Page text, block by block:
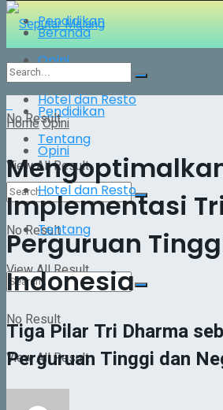
Pendidikan
Opini
Hotel dan Resto
Tentang
No Result
View All Result
Beranda
Balaikota
Pendidikan
Opini
Hotel dan Resto
Tentang
No Result
View All Result
No Result
View All Result
HomeOpini
Implementasi
Perguruan
Indonesia
Tiga Pilar Tri Dharma
Perguruan Tinggi dan